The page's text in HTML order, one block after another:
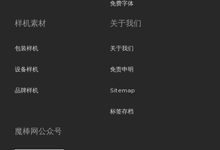
免费字体
样机素材
包装样机
设备样机
品牌样机
关于我们
关于我们
免责申明
Sitemap
标签存档
魔棒网公众号